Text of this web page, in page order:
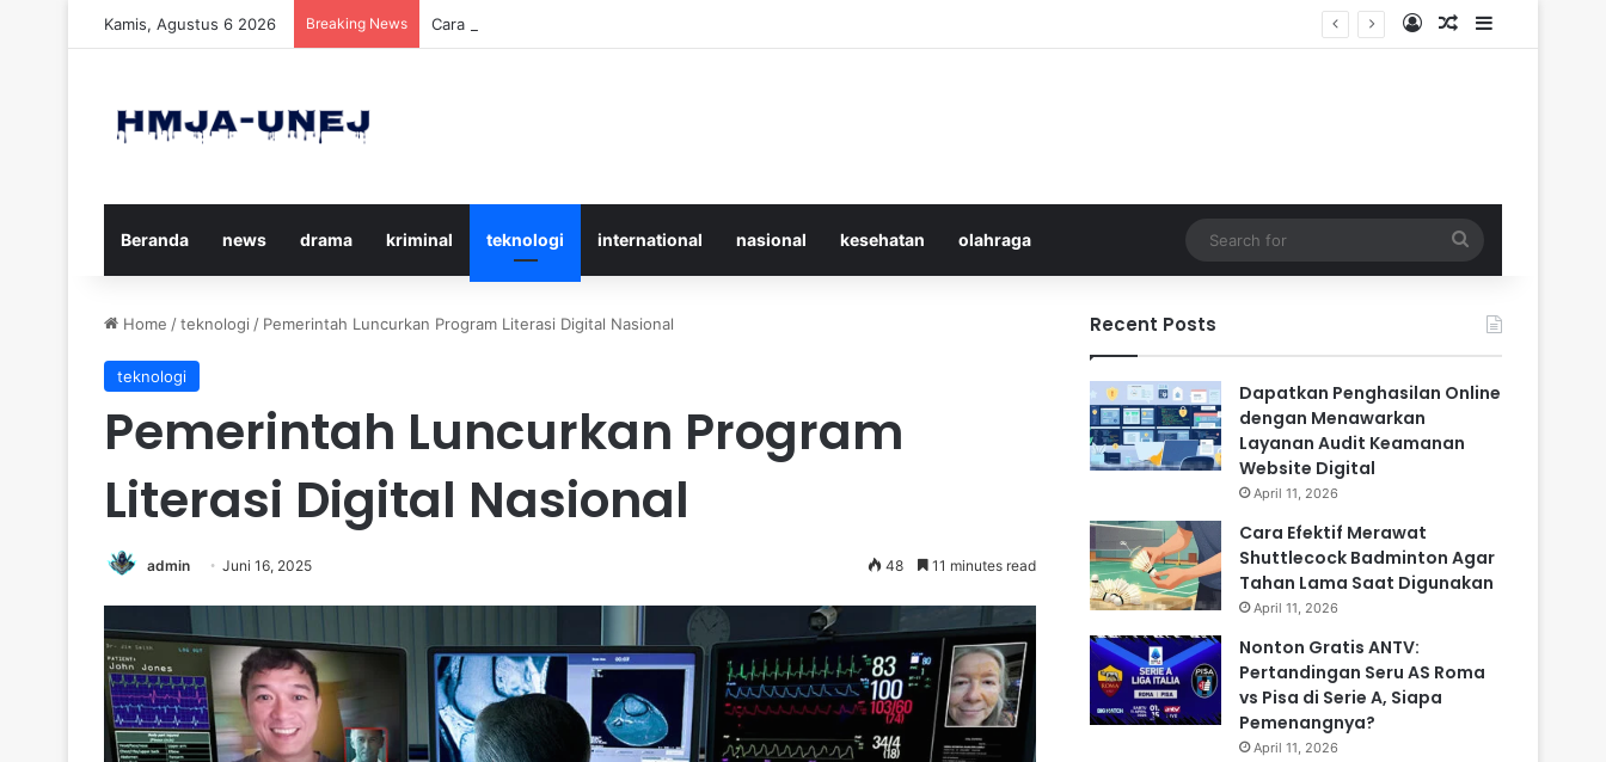
Kamis, Agustus 6 2026 Breaking News Cara Efektif Merawat Shuttlecock Badminton Agar Tahan Lama Saat Digunakan Log InRandom Article
Sidebar
Beranda news drama kriminal teknologi international nasional kesehatan olahraga
for
Home /teknologi / Pemerintah Luncurkan Program Literasi Digital Nasional
teknologi
Pemerintah Luncurkan Program
Literasi Digital Nasional
admin Juni 16, 2025 48 11 minutes read
Recent Posts
Dapatkan Penghasilan Online
dengan Menawarkan
Layanan Audit Keamanan
Website Digital
April 11, 2026
Cara Efektif Merawat
Shuttlecock Badminton Agar
Tahan Lama Saat Digunakan
April 11, 2026
Nonton Gratis ANTV:
Pertandingan Seru AS Roma
vs Pisa di Serie A, Siapa
Pemenangnya?
April 11, 2026